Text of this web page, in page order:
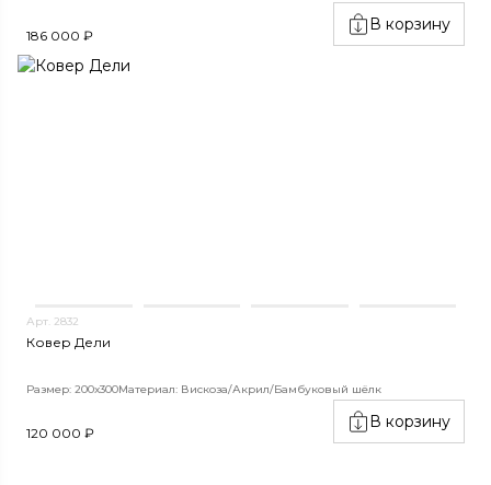
186 000 ₽
В корзину
Арт. 2832
Ковер Дели
Размер: 200х300Материал: Вискоза/Акрил/Бамбуковый шёлк
120 000 ₽
В корзину